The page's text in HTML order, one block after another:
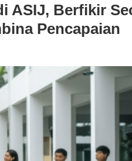
ASIJ, Berfikir
Pencapaian